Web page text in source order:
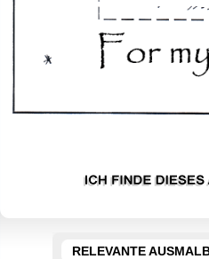
RELEVANTE